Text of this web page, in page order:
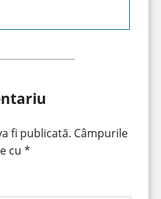
fi publicată. Câmpurile
cu *